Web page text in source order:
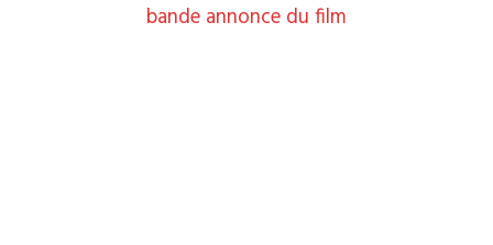
bande annonce du film